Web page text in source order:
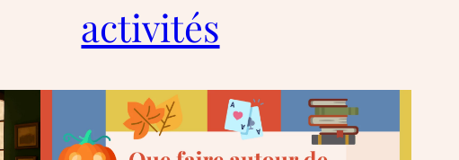
activités